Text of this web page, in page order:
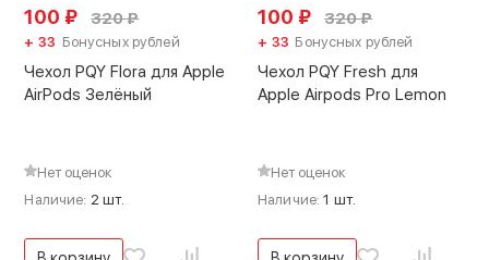
100 ₽ 320₽
+ 33 Бонусных рублей
Чехол PQY Flora для Apple
AirPods Зелёный
Нет оценок
Наличие: 2 шт.
100 ₽ 320₽
+ 33 Бонусных рублей
Чехол PQY Fresh для
Apple Airpods Pro Lemon
Нет оценок
Наличие:1 шт.